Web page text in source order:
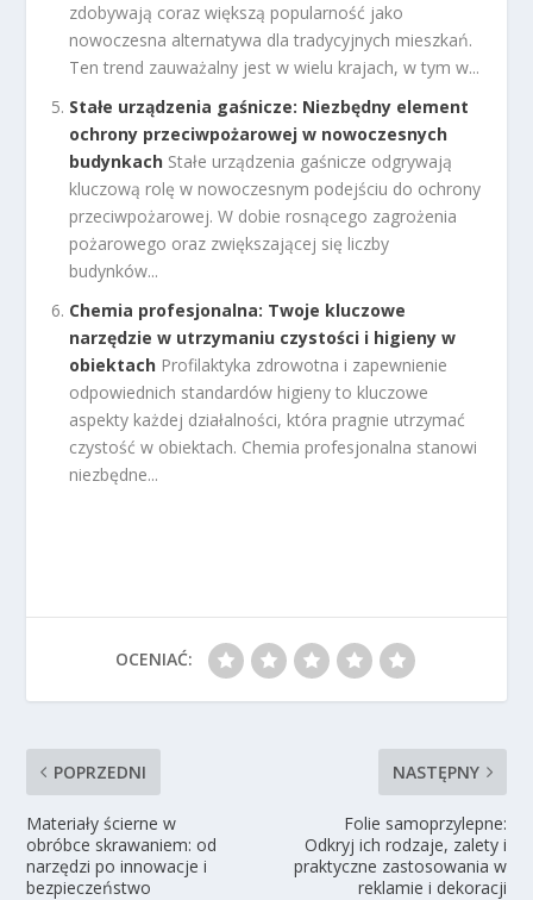
zdobywają coraz większą popularność jako
nowoczesna alternatywa dla tradycyjnych mieszkań.
Ten trend zauważalny jest w wielu krajach, w tym w...
Stałe urządzenia gaśnicze: Niezbędny element
ochrony przeciwpożarowej w nowoczesnych
budynkach Stałe urządzenia gaśnicze odgrywają
kluczową rolę w nowoczesnym podejściu do ochrony
przeciwpożarowej. W dobie rosnącego zagrożenia
pożarowego oraz zwiększającej się liczby
budynków...
Chemia profesjonalna: Twoje kluczowe
narzędzie w utrzymaniu czystości i higieny w
obiektach Profilaktyka zdrowotna i zapewnienie
odpowiednich standardów higieny to kluczowe
aspekty każdej działalności, która pragnie utrzymać
czystość w obiektach. Chemia profesjonalna stanowi
niezbędne...
OCENIAĆ:
POPRZEDNI
Materiały ścierne w
obróbce skrawaniem: od
narzędzi po innowacje i
bezpieczeństwo
NASTĘPNY
Folie samoprzylepne:
Odkryj ich rodzaje, zalety i
praktyczne zastosowania w
reklamie i dekoracji